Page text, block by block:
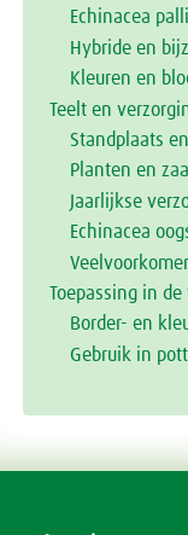
Echinacea
Hybride en
Kleuren en
Teelt en
Standplaats
Planten en
Jaarlijkse
Echinacea
Toepassing in de
Border- en
Gebruik in